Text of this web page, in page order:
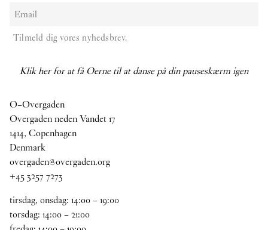
Tilmeld dig vores nyhedsbrev.
Klik her for at få Oerne til at danse på din pauseskærm igen
O–Overgaden
Overgaden neden Vandet 17
1414, Copenhagen
Denmark
overgaden@overgaden.org
+45 3257 7273
tirsdag, onsdag: 14:00–19:00
torsdag: 14:00–21:00